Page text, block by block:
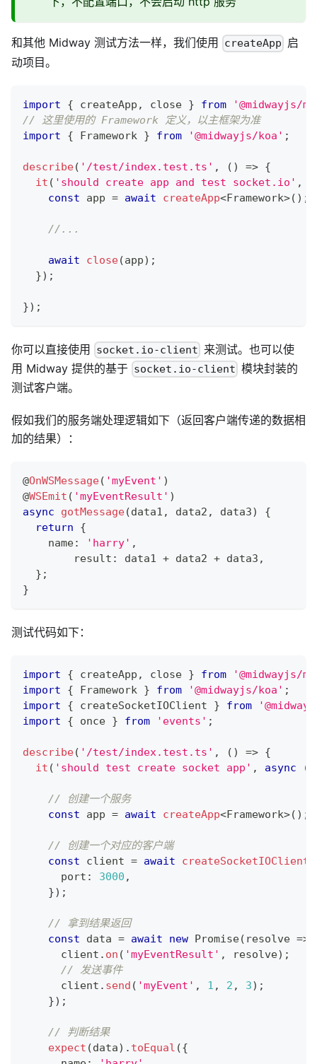
和其他 Midway 测试方法一样，我们使用 createApp 启
动项目。
import { createApp , close } from
'@midwayjs/
// 这里使用的 Framework 定义，以主框架为准
import
{ Framework } from '@midwayjs/koa' ;
describe( '/test/index.test.ts' , ( ) => {
it ( 'should create app and test socket.io' ,
const app = await createApp<Framework>( ) ;
//...
await close(app) ;
}) ;
}) ;
你可以直接使用 socket.io-client 来测试。也可以使
用 Midway 提供的基于 socket.io-client 模块封装的
测试客户端。
假如我们的服务端处理逻辑如下（返回客户端传递的数据相
加的结果）：
@OnWSMessage( 'myEvent' )
@WSEmit ( 'myEventResult' )
async
gotMessage(data1 , data2 , data3)
{
return
{
    name
: 'harry' ,
  	result
: data1 + data2 + data3 ,
} ;
}
测试代码如下：
import { createApp , close } from
'@midwayjs/
import
{ Framework } from '@midwayjs/koa' ;
import
{ createSocketIOClient } from
import
{ once } from 'events' ;
describe( '/test/index.test.ts' , ( ) => {
it ( 'should test create socket app' , async (
// 创建一个服务
const app = await createApp<Framework>( ) ;
// 创建一个对应的客户端
const client = await createSocketIOClient
      port
: 3000 ,
}) ;
// 拿到结果返回
const data = await new Promise( resolve =>
      client
. on ( 'myEventResult' , resolve) ;
// 发送事件
      client
. send ( 'myEvent' , 1 , 2 , 3) ;
}) ;
// 判断结果
expect (data) . toEqual ({